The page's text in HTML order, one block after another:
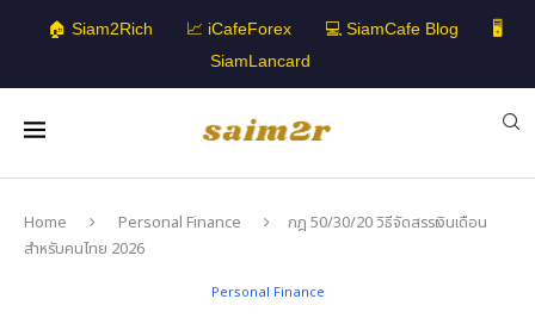
🏠 Siam2Rich 📈 iCafeForex 💻 SiamCafe Blog
🖥️
SiamLancard
Home Personal Finance
กฎ 50/30/20 วิธีจัดสรรเงินเดือน
สำหรับคนไทย 2026
Personal Finance